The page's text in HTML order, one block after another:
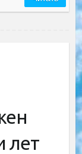
лет